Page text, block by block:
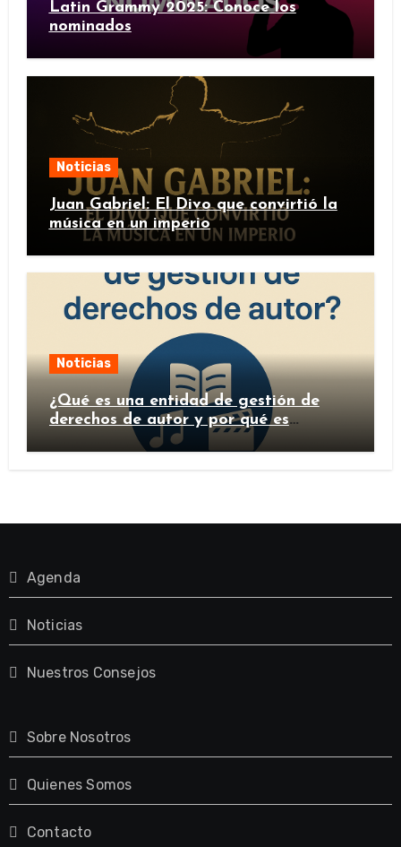
Latin Grammy 2025: Conoce los
nominados
Noticias
Juan Gabriel: El Divo que convirtió la
música en un imperio
Noticias
¿Qué es una entidad de gestión de
derechos de autor y por qué es
importante?
Agenda
Noticias
Nuestros Consejos
Sobre Nosotros
Quienes Somos
Contacto